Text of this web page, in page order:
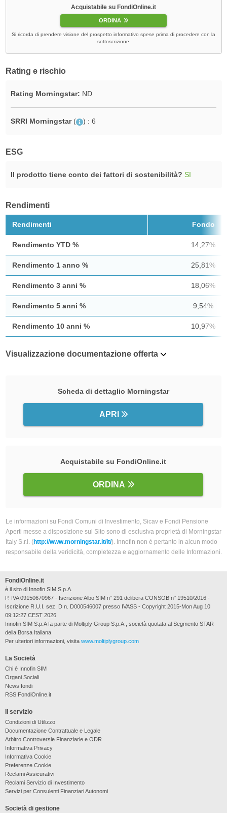
Acquistabile su FondiOnline.it
ORDINA
Si ricorda di prendere visione del prospetto informativo spese prima di procedere con la
sottoscrizione
Rating e rischio
Rating Morningstar: ND
SRRI Morningstar ( ) : 6
ESG
Il prodotto tiene conto dei fattori di sostenibilità? SI
Rendimenti
Rendimenti Fondo
Rendimento YTD % 14,27%
Rendimento 1 anno % 25,81%
Rendimento 3 anni % 18,06%
Rendimento 5 anni % 9,54%
Rendimento 10 anni % 10,97%
Visualizzazione documentazione offerta
Scheda di dettaglio Morningstar
APRI
Acquistabile su FondiOnline.it
ORDINA
Le informazioni su Fondi Comuni di Investimento, Sicav e Fondi Pensione
Aperti messe a disposizione sul Sito sono di esclusiva proprietà di Morningstar
Italy S.r.l. (http://www.morningstar.it/it/). Innofin non è pertanto in alcun modo
responsabile della veridicità, completezza e aggiornamento delle Informazioni.
La Società
Chi è Innofin SIM
Organi Sociali
News fondi
RSS FondiOnline.it
Il servizio
Condizioni di Utilizzo
Documentazione Contrattuale e Legale
Arbitro Controversie Finanziarie e ODR
Informativa Privacy
Informativa Cookie
Preferenze Cookie
Reclami Assicurativi
Reclami Servizio di Investimento
Servizi per Consulenti Finanziari Autonomi
Società di gestione
FondiOnline.it
è il sito di Innofin SIM S.p.A.
P. IVA 09150670967 - Iscrizione Albo SIM n° 291 delibera CONSOB n° 19510/2016 -
Iscrizione R.U.I. sez. D n. D000546007 presso IVASS - Copyright 2015-Mon Aug 10
09:12:27 CEST 2026
Innofin SIM S.p.A fa parte di Moltiply Group S.p.A., società quotata al Segmento STAR
della Borsa Italiana
Per ulteriori informazioni, visita www.moltiplygroup.com